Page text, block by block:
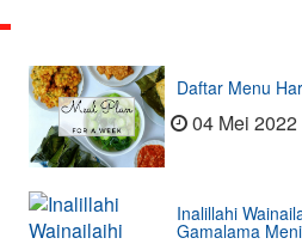
Daftar Menu
04 Mei 2022
Inalillahi
Gamalama